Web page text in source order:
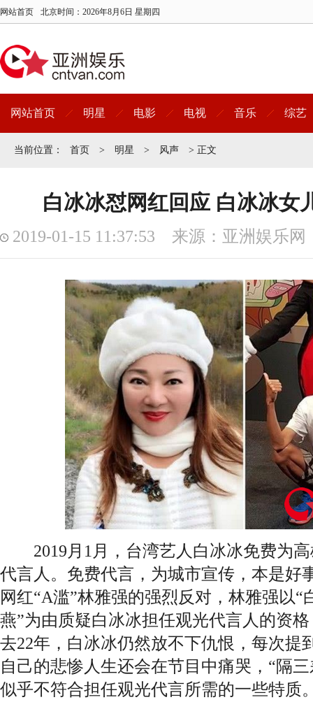
网站首页 北京时间： 2026年8月6日 星期四
网站首页 明星 电影 电视 音乐 综艺
当前位置： 首页 > 明星 > 风声 > 正文
白冰冰怼网红回应 白冰冰女
2019-01-15 11:37:53 来源：亚洲娱乐网
2019月1月，台湾艺人白冰冰免费为高
代言人。免费代言，为城市宣传，本是好
网红“A滥”林雅强的强烈反对，林雅强以
燕”为由质疑白冰冰担任观光代言人的资
去22年，白冰冰仍然放不下仇恨，每次提
自己的悲惨人生还会在节目中痛哭，“隔
似乎不符合担任观光代言所需的一些特质